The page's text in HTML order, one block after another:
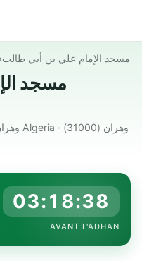
›مسجد الإمام علي بن أبي طالب
مسجد
03:18:37
AVANT L'ADHAN